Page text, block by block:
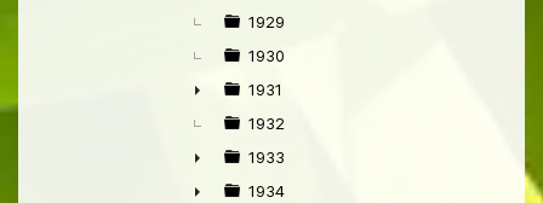
►
1929
1930
►
1931
1932
►
1933
1934